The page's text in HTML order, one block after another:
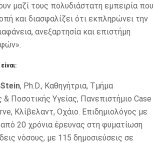
μαζί τους πολυδιάστατη εμπειρία που
και διασφαλίζει ότι εκπληρώνει την
ανεξαρτησία και επιστήμη
, Ph.D., Καθηγήτρια, Τμήμα
& Ποσοτικής Υγείας, Πανεπιστήμιο Case
Κλίβελαντ, Οχάιο. Επιδημιολόγος με
20 χρόνια έρευνας στη φυματίωση
νόσους, με 115 δημοσιεύσεις σε